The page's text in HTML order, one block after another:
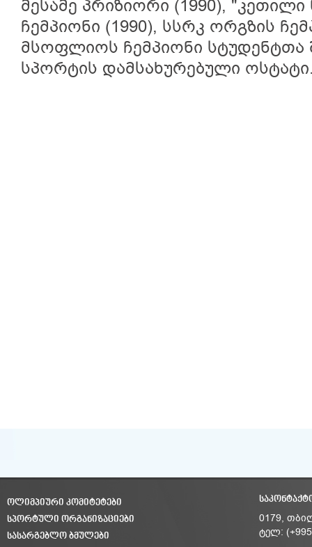
მესამე პრიზიორი (1990), "კეთილი
ჩემპიონი (1990), სსრკ ორგზის
მსოფლიოს ჩემპიონი სტუდენტთა
სპორტის დამსახურებული
ᲝᲚᲘᲛᲞᲘᲣᲠᲘ ᲙᲝᲛᲘᲢᲔᲢᲔᲑᲘ
ᲡᲞᲝᲠᲢᲣᲚᲘ ᲝᲠᲒᲐᲜᲘᲖᲐᲪᲘᲔᲑᲘ
ᲡᲐᲡᲐᲠᲒᲔᲑᲚᲝ ᲑᲛᲣᲚᲔᲑᲘ
0179,
ტელ: (+995